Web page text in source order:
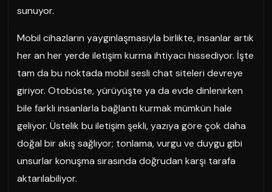
sunuyor.
Mobil cihazların yaygınlaşmasıyla birlikte, insanlar artık
her an her yerde iletişim kurma ihtiyacı hissediyor. İşte
tam da bu noktada mobil sesli chat siteleri devreye
giriyor. Otobüste, yürüyüşte ya da evde dinlenirken
bile farklı insanlarla bağlantı kurmak mümkün hale
geliyor. Üstelik bu iletişim şekli, yazıya göre çok daha
doğal bir akış sağlıyor; tonlama, vurgu ve duygu gibi
unsurlar konuşma sırasında doğrudan karşı tarafa
aktarılabiliyor.